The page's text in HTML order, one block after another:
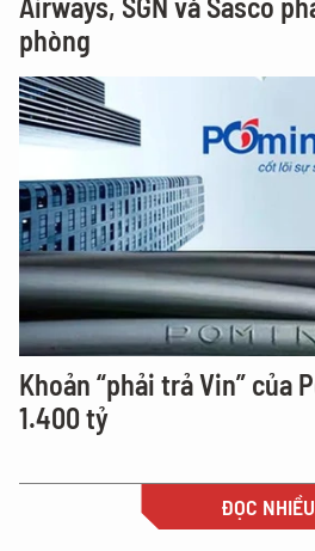
Airways, SGN và Sasco
phòng
Khoản “phải trả Vin” của
1.400 tỷ
ĐỌC NHIỀU